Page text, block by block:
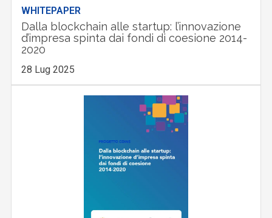
WHITEPAPER
Dalla blockchain alle startup: l’innovazione
d’impresa spinta dai fondi di coesione 2014-
2020
28 Lug 2025